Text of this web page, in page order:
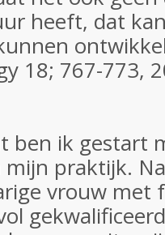
heeft, dat
18; 767-773,
ben ik gestart
praktijk.
vrouw met